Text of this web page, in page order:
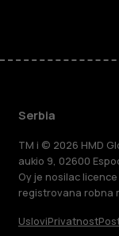
Serbia
TM i © 2026 HMD
aukio 9, 02600
Oy je nosilac
registrovana robna
UsloviPrivatnost